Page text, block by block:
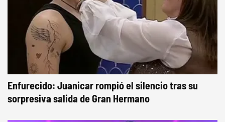
Enfurecido: Juanicar rompió el silencio tras su
sorpresiva salida de Gran Hermano